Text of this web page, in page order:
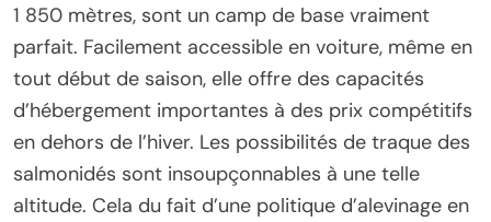
1 850 mètres, sont un camp de base vraiment
parfait. Facilement accessible en voiture, même en
tout début de saison, elle offre des capacités
d’hébergement importantes à des prix compétitifs
en dehors de l’hiver. Les possibilités de traque des
salmonidés sont insoupçonnables à une telle
altitude. Cela du fait d’une politique d’alevinage en